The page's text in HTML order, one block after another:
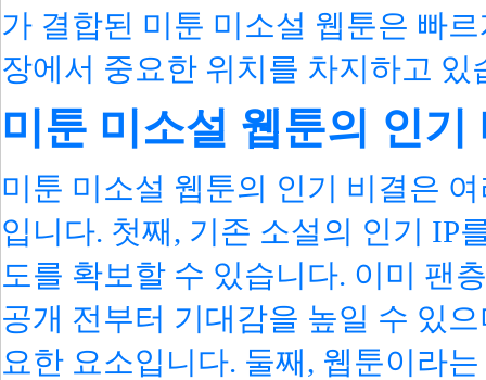
가 결합된 미툰 미소설 웹툰은 빠
장에서 중요한 위치를 차지하고 있
미툰 미소설 웹툰의 인기
미툰 미소설 웹툰의 인기 비결은
입니다. 첫째, 기존 소설의 인기 IP
도를 확보할 수 있습니다. 이미 팬
공개 전부터 기대감을 높일 수 있
요한 요소입니다. 둘째, 웹툰이라